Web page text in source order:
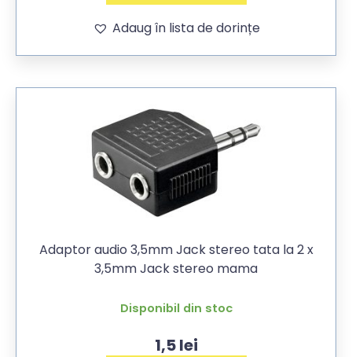
Adaug în lista de dorințe
Adaptor audio 3,5mm Jack stereo tata la 2 x
3,5mm Jack stereo mama
Disponibil din stoc
1,5lei